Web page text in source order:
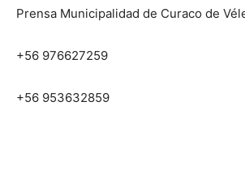
Prensa Municipalidad de Curaco de
+56 976627259
+56 953632859